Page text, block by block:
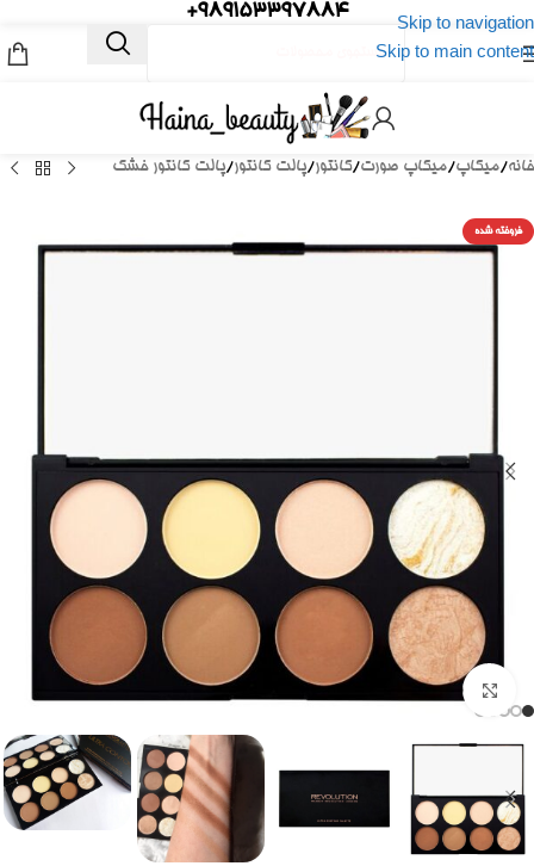
Skip to navigation
Skip to main content
989153397884+
خانه/میکاپ/میکاپ صورت/کانتور/پالت کانتور/پالت کانتور خشک
فروخته شده
برای بزرگنمایی کلیک کنید